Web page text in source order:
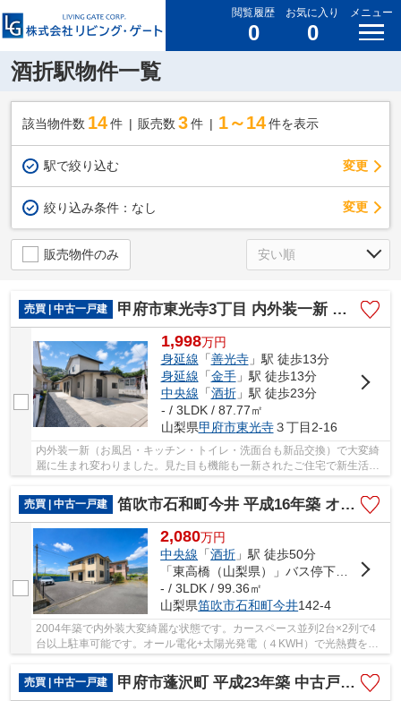
閲覧履歴
0
お気に入り
0
メニュー
酒折駅物件一覧
該当物件数 14件 販売数 3 件 1～14 件を表示
駅で絞り込む 変更
絞り込み条件： なし 変更
販売物件のみ
売買 | 中古一戸建 甲府市東光寺3丁目 内外装一新 中古戸建 駅歩13分 車4台
1,998万円
身延線 「善光寺」駅 徒歩13分
身延線 「金手」駅 徒歩13分
中央線 「酒折」駅 徒歩23分
- / 3LDK / 87.77㎡
山梨県甲府市東光寺３丁目2-16
内外装一新（お風呂・キッチン・トイレ・洗面台も新品交換）で大変綺
麗に生まれ変わりました。見た目も機能も一新されたご住宅で新生活を
売買 | 中古一戸建
笛吹市石和町今井 平成16年築 オール電化中古戸建 車4台
2,080万円
中央線 「酒折 」駅 徒歩50分
- / 3LDK / 99.36㎡
山梨県笛吹市石和町今井142-4
2004年築で内外装大変綺麗な状態です。カースペース並列2台×2列で4
台以上駐車可能です。オール電化+太陽光発電（４KWH）で光熱費を抑
売買 | 中古一戸建
甲府市蓬沢町 平成23年築 中古戸建 車5台 内外装大変綺麗